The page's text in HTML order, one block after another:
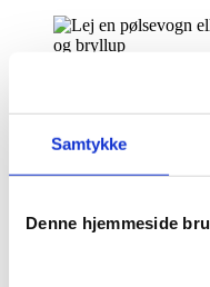
Samtykke
Denne hjemmeside